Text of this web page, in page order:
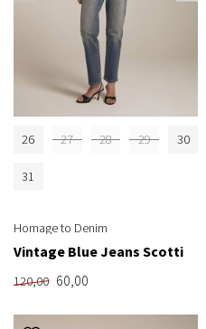
26 27 28 29 30
31
Homage to Denim
Vintage Blue Jeans Scotti
120,00 60,00